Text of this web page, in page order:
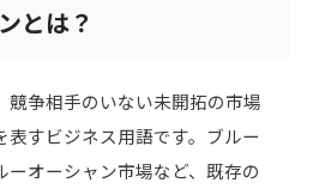
とは？
競争相手のいない未開拓の市場
表すビジネス用語です。ブルー
ーオーシャン市場など、既存の